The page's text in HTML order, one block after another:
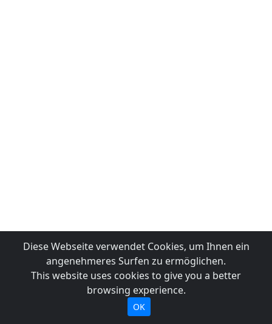
Diese Webseite verwendet Cookies, um Ihnen ein
angenehmeres Surfen zu ermöglichen.
This website uses cookies to give you a better
browsing experience.
OK